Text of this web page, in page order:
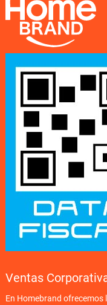
Ventas
En Homebrand